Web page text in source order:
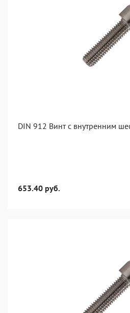
DIN 912 Винт с внутренним
653.40 руб.